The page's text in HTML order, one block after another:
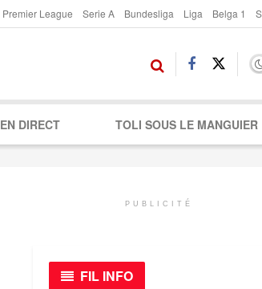
Premier League Serie A Bundesliga Liga Belga 1
EN DIRECT TOLI SOUS LE MANGUIER
PUBLICITÉ
FIL INFO